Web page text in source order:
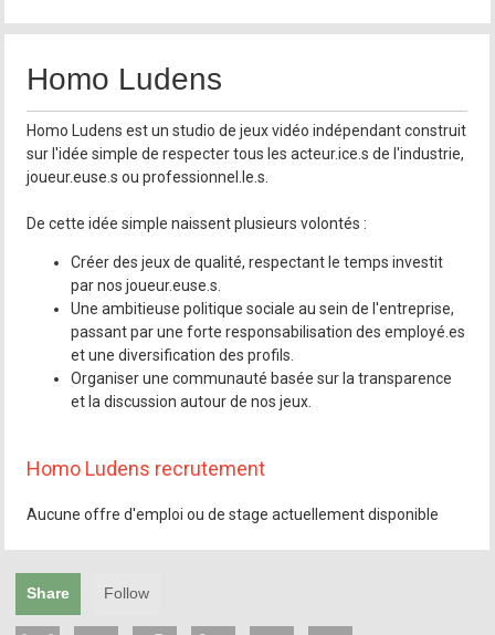
Homo Ludens
Homo Ludens est un studio de jeux vidéo indépendant construit
sur l'idée simple de respecter tous les acteur.ice.s de l'industrie,
joueur.euse.s ou professionnel.le.s.
De cette idée simple naissent plusieurs volontés :
Créer des jeux de qualité, respectant le temps investit
par nos joueur.euse.s.
Une ambitieuse politique sociale au sein de l'entreprise,
passant par une forte responsabilisation des employé.es
et une diversification des profils.
Organiser une communauté basée sur la transparence
et la discussion autour de nos jeux.
Homo Ludens recrutement
Aucune offre d'emploi ou de stage actuellement disponible
Share Follow